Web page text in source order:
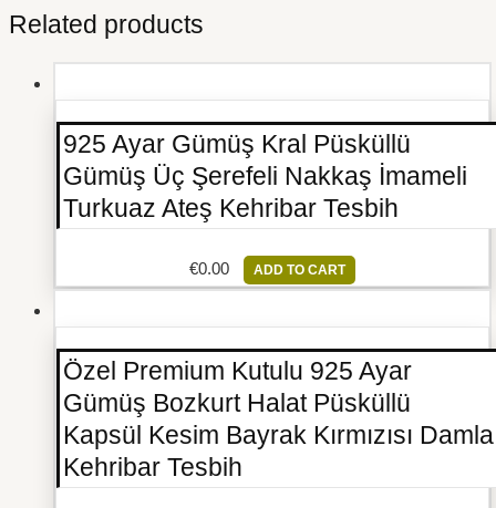
Related products
925 Ayar Gümüş Kral Püsküllü
Gümüş Üç Şerefeli Nakkaş İmameli
Turkuaz Ateş Kehribar Tesbih
€0.00 ADD TO CART
Özel Premium Kutulu 925 Ayar
Gümüş Bozkurt Halat Püsküllü
Kapsül Kesim Bayrak Kırmızısı Damla
Kehribar Tesbih